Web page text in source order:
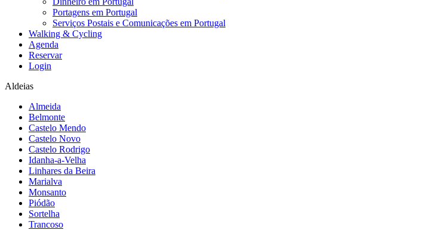
Portagens em Portugal
Serviços Postais e Comunicações em Portugal
Walking & Cycling
Agenda
Reservar
Login
Aldeias
Almeida
Belmonte
Castelo Mendo
Castelo Novo
Castelo Rodrigo
Idanha-a-Velha
Linhares da Beira
Marialva
Monsanto
Piódão
Sortelha
Trancoso